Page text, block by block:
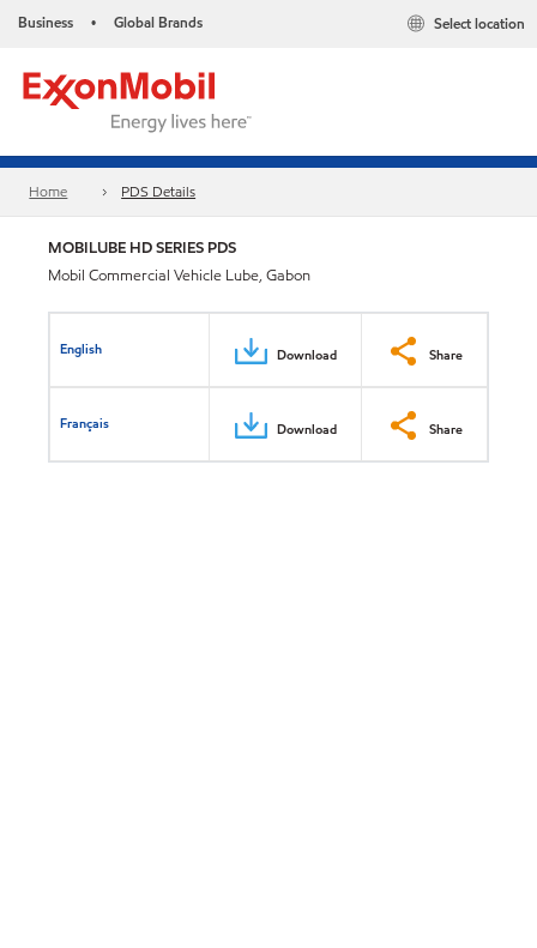
Business • Global Brands Select location
Home PDS Details
MOBILUBE HD SERIES PDS
Mobil Commercial Vehicle Lube, Gabon
English Download Share
Français Download Share